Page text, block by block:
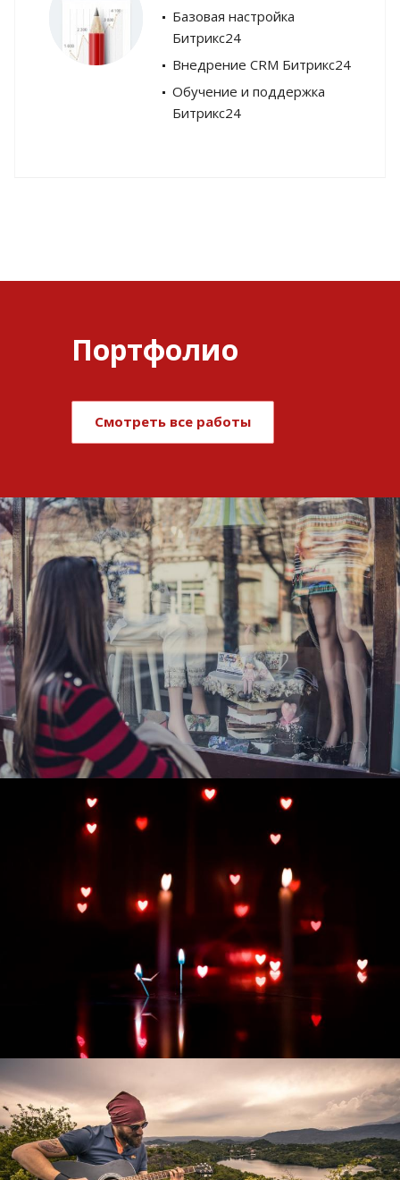
Базовая настройка
Битрикс24
Внедрение CRM Битрикс24
Обучение и поддержка
Битрикс24
Портфолио
Смотреть все работы
Развитие и поддержка интернет-
витрины StepClub
Смотреть проект
Развитие интернет-магазина "Всё для
праздника"
Смотреть проект